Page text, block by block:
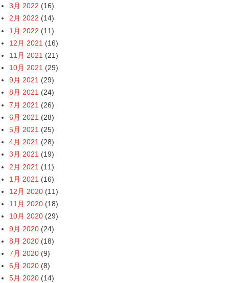
3月 2022 (16)
2月 2022 (14)
1月 2022 (11)
12月 2021 (16)
11月 2021 (21)
10月 2021 (29)
9月 2021 (29)
8月 2021 (24)
7月 2021 (26)
6月 2021 (28)
5月 2021 (25)
4月 2021 (28)
3月 2021 (19)
2月 2021 (11)
1月 2021 (16)
12月 2020 (11)
11月 2020 (18)
10月 2020 (29)
9月 2020 (24)
8月 2020 (18)
7月 2020 (9)
6月 2020 (8)
5月 2020 (14)